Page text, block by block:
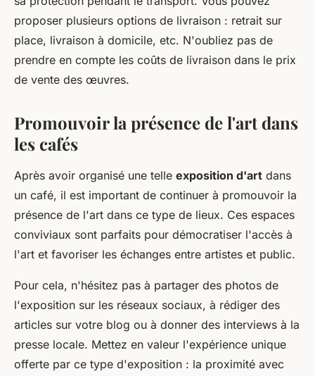
proposer plusieurs options de livraison : retrait sur
place, livraison à domicile, etc. N'oubliez pas de
prendre en compte les coûts de livraison dans le prix
de vente des œuvres.
Promouvoir la présence de l'art dans
les cafés
Après avoir organisé une telle exposition d'art dans
un café, il est important de continuer à promouvoir la
présence de l'art dans ce type de lieux. Ces espaces
conviviaux sont parfaits pour démocratiser l'accès à
l'art et favoriser les échanges entre artistes et public.
Pour cela, n'hésitez pas à partager des photos de
l'exposition sur les réseaux sociaux, à rédiger des
articles sur votre blog ou à donner des interviews à la
presse locale. Mettez en valeur l'expérience unique
offerte par ce type d'exposition : la proximité avec